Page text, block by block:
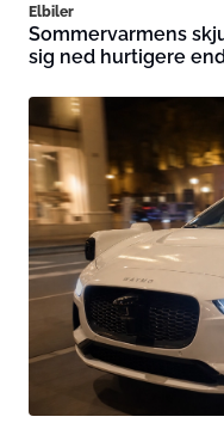
Elbiler
Sommervarmens
sig ned hurtigere